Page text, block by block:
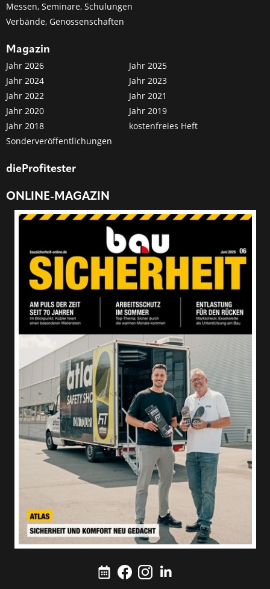
Messen, Seminare, Schulungen
Verbände, Genossenschaften
Magazin
Jahr 2026
Jahr 2025
Jahr 2024
Jahr 2023
Jahr 2022
Jahr 2021
Jahr 2020
Jahr 2019
Jahr 2018
kostenfreies Heft
Sonderveröffentlichungen
dieProfitester
ONLINE-MAGAZIN